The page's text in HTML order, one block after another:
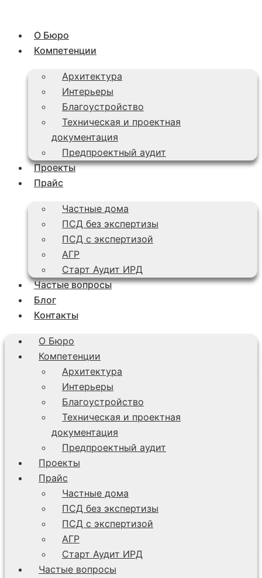
содержимому
О Бюро
Компетенции
Архитектура
Интерьеры
Благоустройство
Техническая и проектная
документация
Предпроектный аудит
Проекты
Прайс
Частные дома
ПСД без экспертизы
ПСД с экспертизой
АГР
Старт Аудит ИРД
Частые вопросы
Блог
Контакты
О Бюро
Компетенции
Архитектура
Интерьеры
Благоустройство
Техническая и проектная
документация
Предпроектный аудит
Проекты
Прайс
Частные дома
ПСД без экспертизы
ПСД с экспертизой
АГР
Старт Аудит ИРД
Частые вопросы